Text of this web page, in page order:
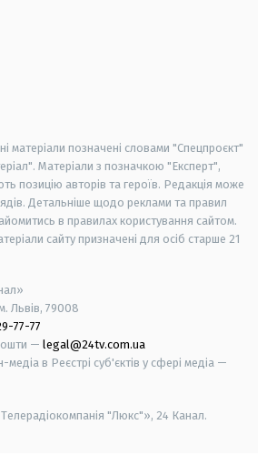
матеріали позначені словами "Спецпроєкт"
Матеріали з позначкою "Експерт",
позицію авторів та героїв. Редакція може
Детальніше щодо реклами та правил
в правилах користування сайтом.
сайту призначені для осіб старше 21
Львів, 79008
77-77
— legal@24tv.com.ua
в Реєстрі суб'єктів у сфері медіа —
"Люкс"», 24 Канал.